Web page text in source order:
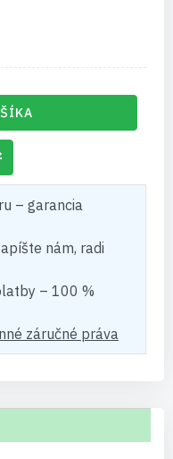
– garancia
nám, radi
– 100 %
záručné práva